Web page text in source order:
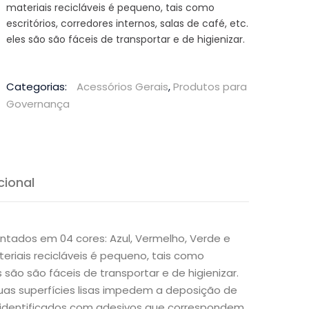
materiais recicláveis é pequeno, tais como
escritórios, corredores internos, salas de café, etc.
eles são são fáceis de transportar e de higienizar.
Categorias: Acessórios Gerais,Produtos para
Governança
em 04 cores: Azul, Vermelho, Verde e
recicláveis é pequeno, tais como
são fáceis de transportar e de higienizar.
superfícies lisas impedem a deposição de